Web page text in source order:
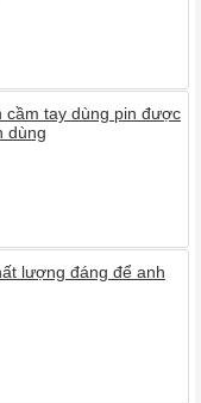
cầm tay dùng pin được
dùng
lượng đáng để anh